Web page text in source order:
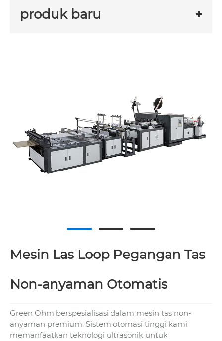
produk baru
Mesin Las Loop Pegangan Tas
Non-anyaman Otomatis
Green Ohm berspesialisasi dalam mesin tas non-
anyaman premium. Sistem otomasi tinggi kami
memanfaatkan teknologi ultrasonik untuk